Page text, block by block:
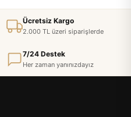
Ücretsiz Kargo
2.000 TL üzeri siparişlerde
7/24 Destek
Her zaman yanınızdayız